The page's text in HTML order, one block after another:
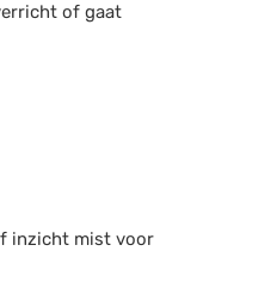
of gaat
inzicht mist voor